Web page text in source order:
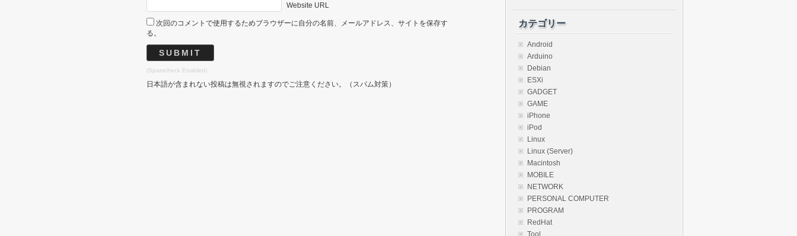
Website URL
次回のコメントで使用するためブラウザーに自分の名前、メールアドレス、サイトを保存す
る。
(Spamcheck Enabled)
日本語が含まれない投稿は無視されますのでご注意ください。（スパム対策）
カテゴリー
Android
Arduino
Debian
ESXi
GADGET
GAME
iPhone
iPod
Linux
Linux (Server)
Macintosh
MOBILE
NETWORK
PERSONAL COMPUTER
PROGRAM
RedHat
Tool